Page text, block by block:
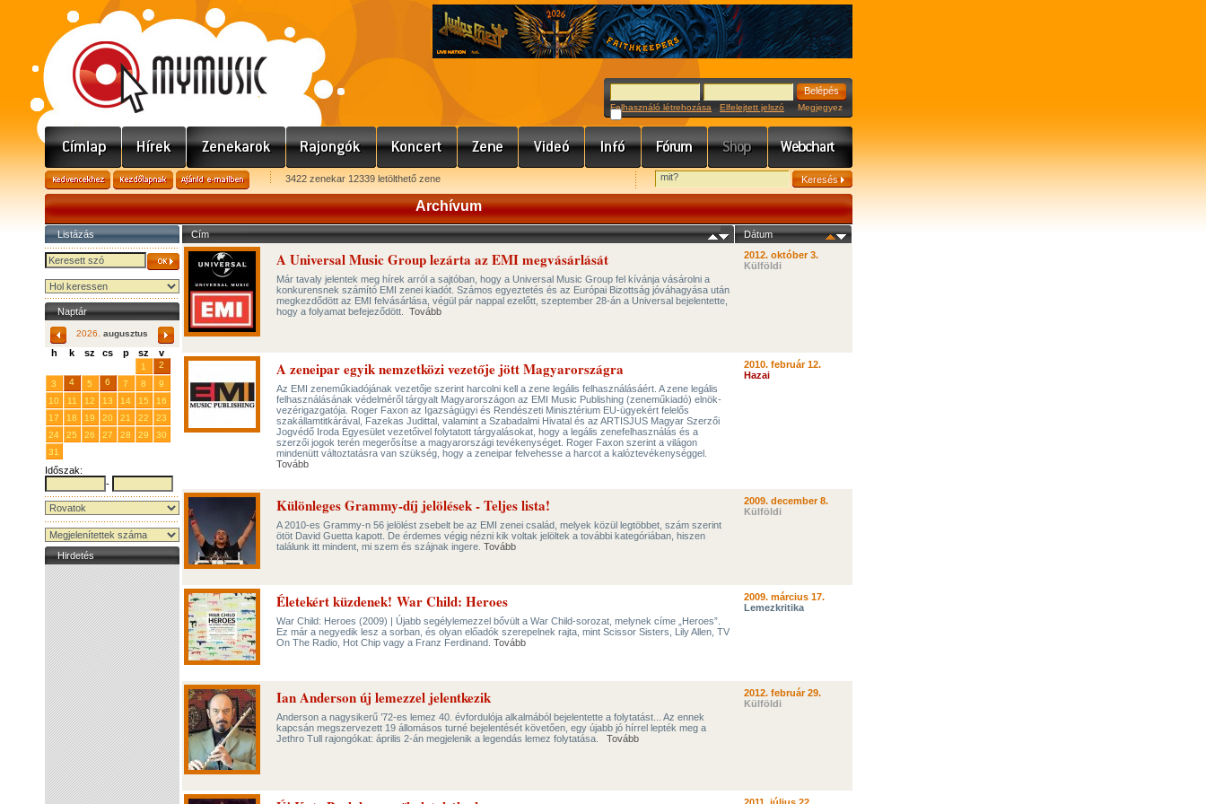
Felhasználó létrehozása Elfelejtett jelszó Megjegyez
3422 zenekar 12339 letölthető zene
Archívum
Listázás
Naptár
2026. augusztus
h k sz cs p sz v
1
2
3
4 5 6 7 8
9
10
11 12 13 14 15
16
17
18 19 20 21 22
23
24
25 26 27 28 29
30
31
Időszak:
-
Hirdetés
Cím Dátum
A Universal Music Group lezárta az EMI megvásárlását
Már tavaly jelentek meg hírek arról a sajtóban, hogy a Universal Music Group fel kívánja vásárolni a
konkurensnek számító EMI zenei kiadót. Számos egyeztetés és az Európai Bizottság jóváhagyása után
megkezdődött az EMI felvásárlása, végül pár nappal ezelőtt, szeptember 28-án a Universal bejelentette,
hogy a folyamat befejeződött. Tovább
2012. október 3.
Külföldi
A zeneipar egyik nemzetközi vezetője jött Magyarországra
Az EMI zeneműkiadójának vezetője szerint harcolni kell a zene legális felhasználásáért. A zene legális
felhasználásának védelméről tárgyalt Magyarországon az EMI Music Publishing (zeneműkiadó) elnök-
vezérigazgatója. Roger Faxon az Igazságügyi és Rendészeti Minisztérium EU-ügyekért felelős
szakállamtitkárával, Fazekas Judittal, valamint a Szabadalmi Hivatal és az ARTISJUS Magyar Szerzői
Jogvédő Iroda Egyesület vezetőivel folytatott tárgyalásokat, hogy a legális zenefelhasználás és a
szerzői jogok terén megerősítse a magyarországi tevékenységet. Roger Faxon szerint a világon
mindenütt változtatásra van szükség, hogy a zeneipar felvehesse a harcot a kalóztevékenységgel.
Tovább
2010. február 12.
Hazai
Különleges Grammy-díj jelölések - Teljes lista!
A 2010-es Grammy-n 56 jelölést zsebelt be az EMI zenei család, melyek közül legtöbbet, szám szerint
ötöt David Guetta kapott. De érdemes végig nézni kik voltak jelöltek a további kategóriában, hiszen
találunk itt mindent, mi szem és szájnak ingere. Tovább
2009. december 8.
Külföldi
Életekért küzdenek! War Child: Heroes
War Child: Heroes (2009) | Újabb segélylemezzel bővült a War Child-sorozat, melynek címe „Heroes”.
Ez már a negyedik lesz a sorban, és olyan előadók szerepelnek rajta, mint Scissor Sisters, Lily Allen, TV
On The Radio, Hot Chip vagy a Franz Ferdinand. Tovább
2009. március 17.
Lemezkritika
Ian Anderson új lemezzel jelentkezik
Anderson a nagysikerű ’72-es lemez 40. évfordulója alkalmából bejelentette a folytatást... Az ennek
kapcsán megszervezett 19 állomásos turné bejelentését követően, egy újabb jó hírrel lepték meg a
Jethro Tull rajongókat: április 2-án megjelenik a legendás lemez folytatása. Tovább
2012. február 29.
Külföldi